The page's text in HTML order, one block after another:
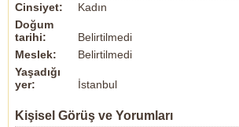
Cinsiyet:
Kadın
Doğum
tarihi:
Belirtilmedi
Meslek:
Belirtilmedi
Yaşadığı
yer:
İstanbul
Kişisel Görüş ve Yorumları